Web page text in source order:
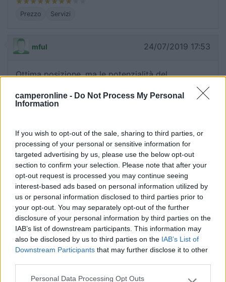
camperonline - Do Not Process My Personal
Information
If you wish to opt-out of the sale, sharing to third parties, or
processing of your personal or sensitive information for
targeted advertising by us, please use the below opt-out
section to confirm your selection. Please note that after your
opt-out request is processed you may continue seeing
interest-based ads based on personal information utilized by
us or personal information disclosed to third parties prior to
your opt-out. You may separately opt-out of the further
disclosure of your personal information by third parties on the
IAB’s list of downstream participants. This information may
also be disclosed by us to third parties on the IAB’s List of
Downstream Participants that may further disclose it to other
Personal Data Processing Opt Outs
Prezzo Servizi
mful 24/07/2019 17:53
Ottima posizione, ma le potenzialità del
campeggio sarebbero enormi. Purtroppo non c'è
lo scarico acque grigie! Incredibile un capeggio
fermarsi per strada. N on ci posso credere!
Posizione Servizi
Fafa2017 25/07/2017 18:18
Buona posizione per chi cerca fresco d'estate e
tranquillità. Scomodo dal centro di Castello
Tesino, raggiungibile a piedi in un'ora da un
sentiero poco lontano dal campeggio. Corrente,